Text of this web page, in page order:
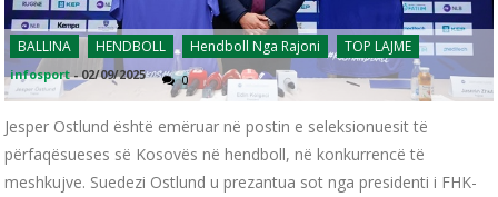
BALLINA HENDBOLL Hendboll Nga Rajoni TOP LAJME
infosport -02/09/2025 0
Jesper Ostlund është emëruar në postin e seleksionuesit të
përfaqësueses së Kosovës në hendboll, në konkurrencë të
meshkujve. Suedezi Ostlund u prezantua sot nga presidenti i FHK-